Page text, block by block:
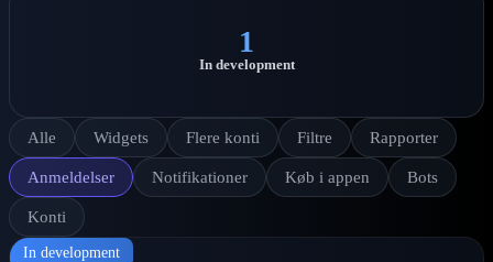
1
In development
Alle Widgets Flere konti Filtre Rapporter
Anmeldelser Notifikationer Køb i appen Bots
Konti
In development